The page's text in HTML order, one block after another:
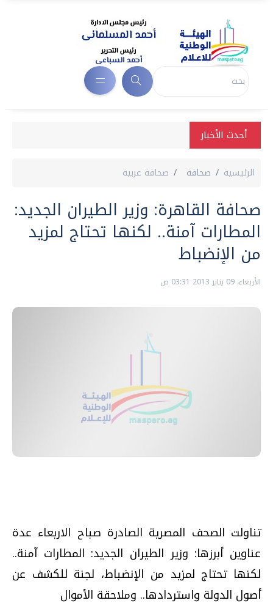
أحدث الأخبار
الرئيسية صحافة صحافة عربية
صحافة القاهرة: وزير الطيران الجديد:
المطارات آمنة‏..‏ لكنها تحتاج لمزيد
من الإنضباط‏
الأربعاء، 09 يناير 2013 03:31 ص
تناولت الصحف المصرية الصادرة صباح الاربعاء عدة
عناوين أبرزها: وزير الطيران الجديد: المطارات آمنة‏..‏
لكنها تحتاج لمزيد من الإنضباط‏، لجنة للكشف عن
أصول الدولة واستردادها‏..‏ وملاحقة الأموال